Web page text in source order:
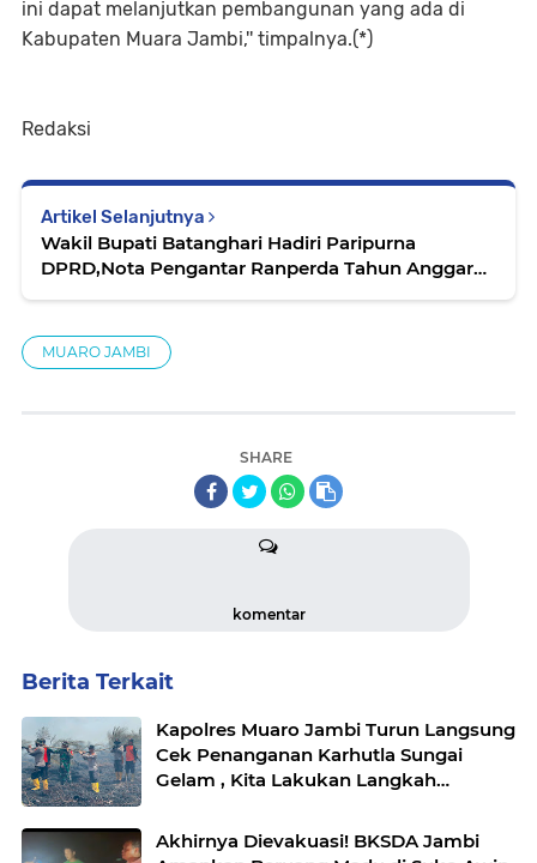
ini dapat melanjutkan pembangunan yang ada di
Kabupaten Muara Jambi,'' timpalnya.(*)
Redaksi
Artikel Selanjutnya
Wakil Bupati Batanghari Hadiri Paripurna
DPRD,Nota Pengantar Ranperda Tahun Anggaran
MUARO JAMBI
SHARE
komentar
Berita Terkait
Kapolres Muaro Jambi Turun Langsung
Cek Penanganan Karhutla Sungai
Gelam , Kita Lakukan Langkah
Akhirnya Dievakuasi! BKSDA Jambi